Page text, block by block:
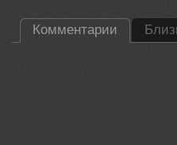
Комментарии